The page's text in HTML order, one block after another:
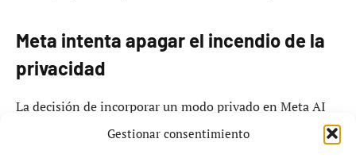
Gestionar consentimiento
Meta intenta apagar el incendio de la
privacidad
La decisión de incorporar un modo privado en Meta AI
no es casual. En las últimas semanas, la compañía ha